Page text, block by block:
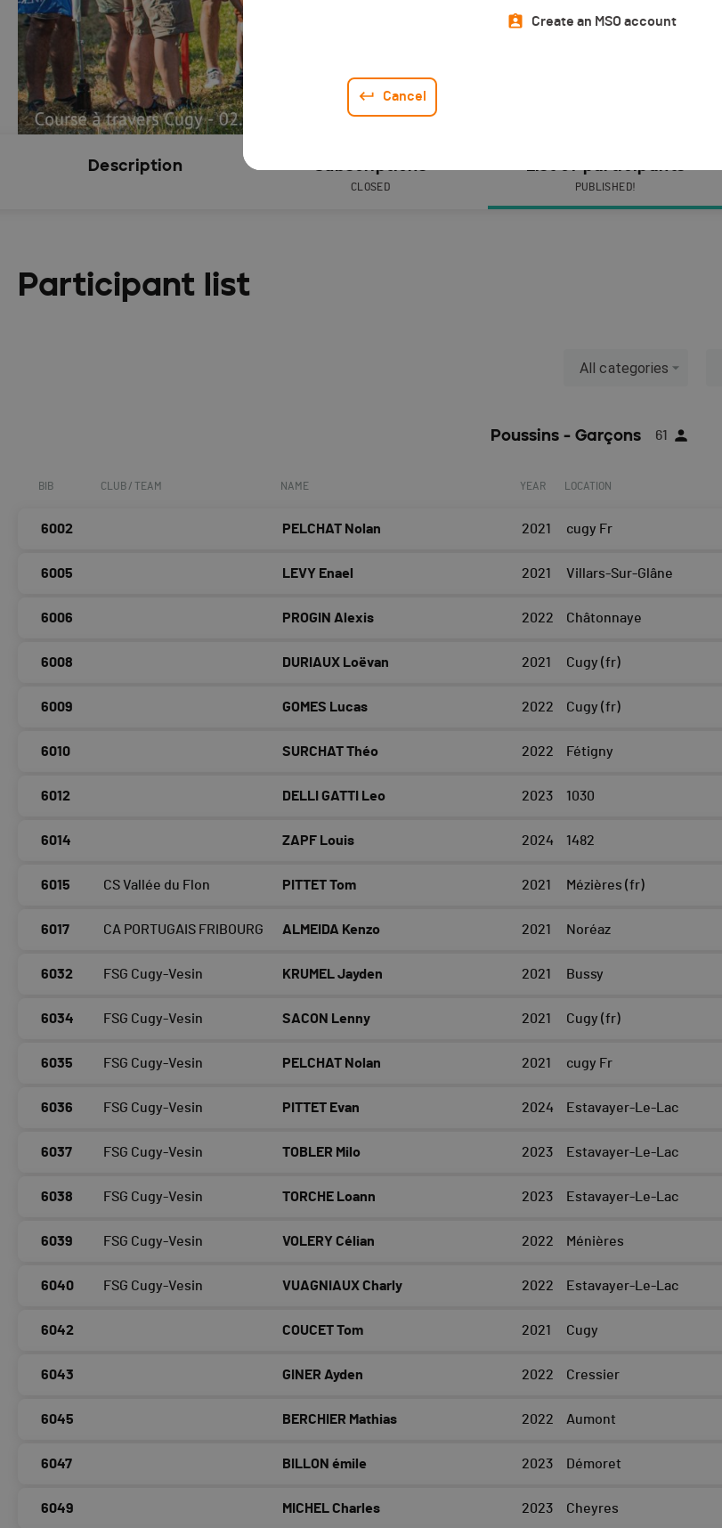
Create an MSO account
Cancel
Description Subscriptions
CLOSED
List of participants
PUBLISHED!
Participant list
All categories
Poussins - Garçons 61
BIB CLUB / TEAM NAME YEAR LOCATION
6002 PELCHAT Nolan 2021 cugy Fr
6005 LEVY Enael 2021 Villars-Sur-Glâne
6006 PROGIN Alexis 2022 Châtonnaye
6008 DURIAUX Loëvan 2021 Cugy (fr)
6009 GOMES Lucas 2022 Cugy (fr)
6010 SURCHAT Théo 2022 Fétigny
6012 DELLI GATTI Leo 2023 1030
6014 ZAPF Louis 2024 1482
6015 CS Vallée du Flon PITTET Tom 2021 Mézières (fr)
6017 CA PORTUGAIS FRIBOURG ALMEIDA Kenzo 2021 Noréaz
6032 FSG Cugy-Vesin KRUMEL Jayden 2021 Bussy
6034 FSG Cugy-Vesin SACON Lenny 2021 Cugy (fr)
6035 FSG Cugy-Vesin PELCHAT Nolan 2021 cugy Fr
6036 FSG Cugy-Vesin PITTET Evan 2024 Estavayer-Le-Lac
6037 FSG Cugy-Vesin TOBLER Milo 2023 Estavayer-Le-Lac
6038 FSG Cugy-Vesin TORCHE Loann 2023 Estavayer-Le-Lac
6039 FSG Cugy-Vesin VOLERY Célian 2022 Ménières
6040 FSG Cugy-Vesin VUAGNIAUX Charly 2022 Estavayer-Le-Lac
6042 COUCET Tom 2021 Cugy
6043 GINER Ayden 2022 Cressier
6045 BERCHIER Mathias 2022 Aumont
6047 BILLON émile 2023 Démoret
6049 MICHEL Charles 2023 Cheyres